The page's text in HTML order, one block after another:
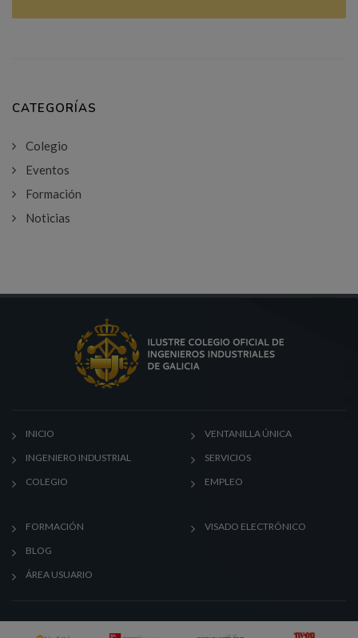
CATEGORÍAS
Colegio
Eventos
Formación
Noticias
INICIO
INGENIERO INDUSTRIAL
COLEGIO
VENTANILLA ÚNICA
SERVICIOS
EMPLEO
FORMACIÓN
BLOG
ÁREA USUARIO
VISADO ELECTRÓNICO